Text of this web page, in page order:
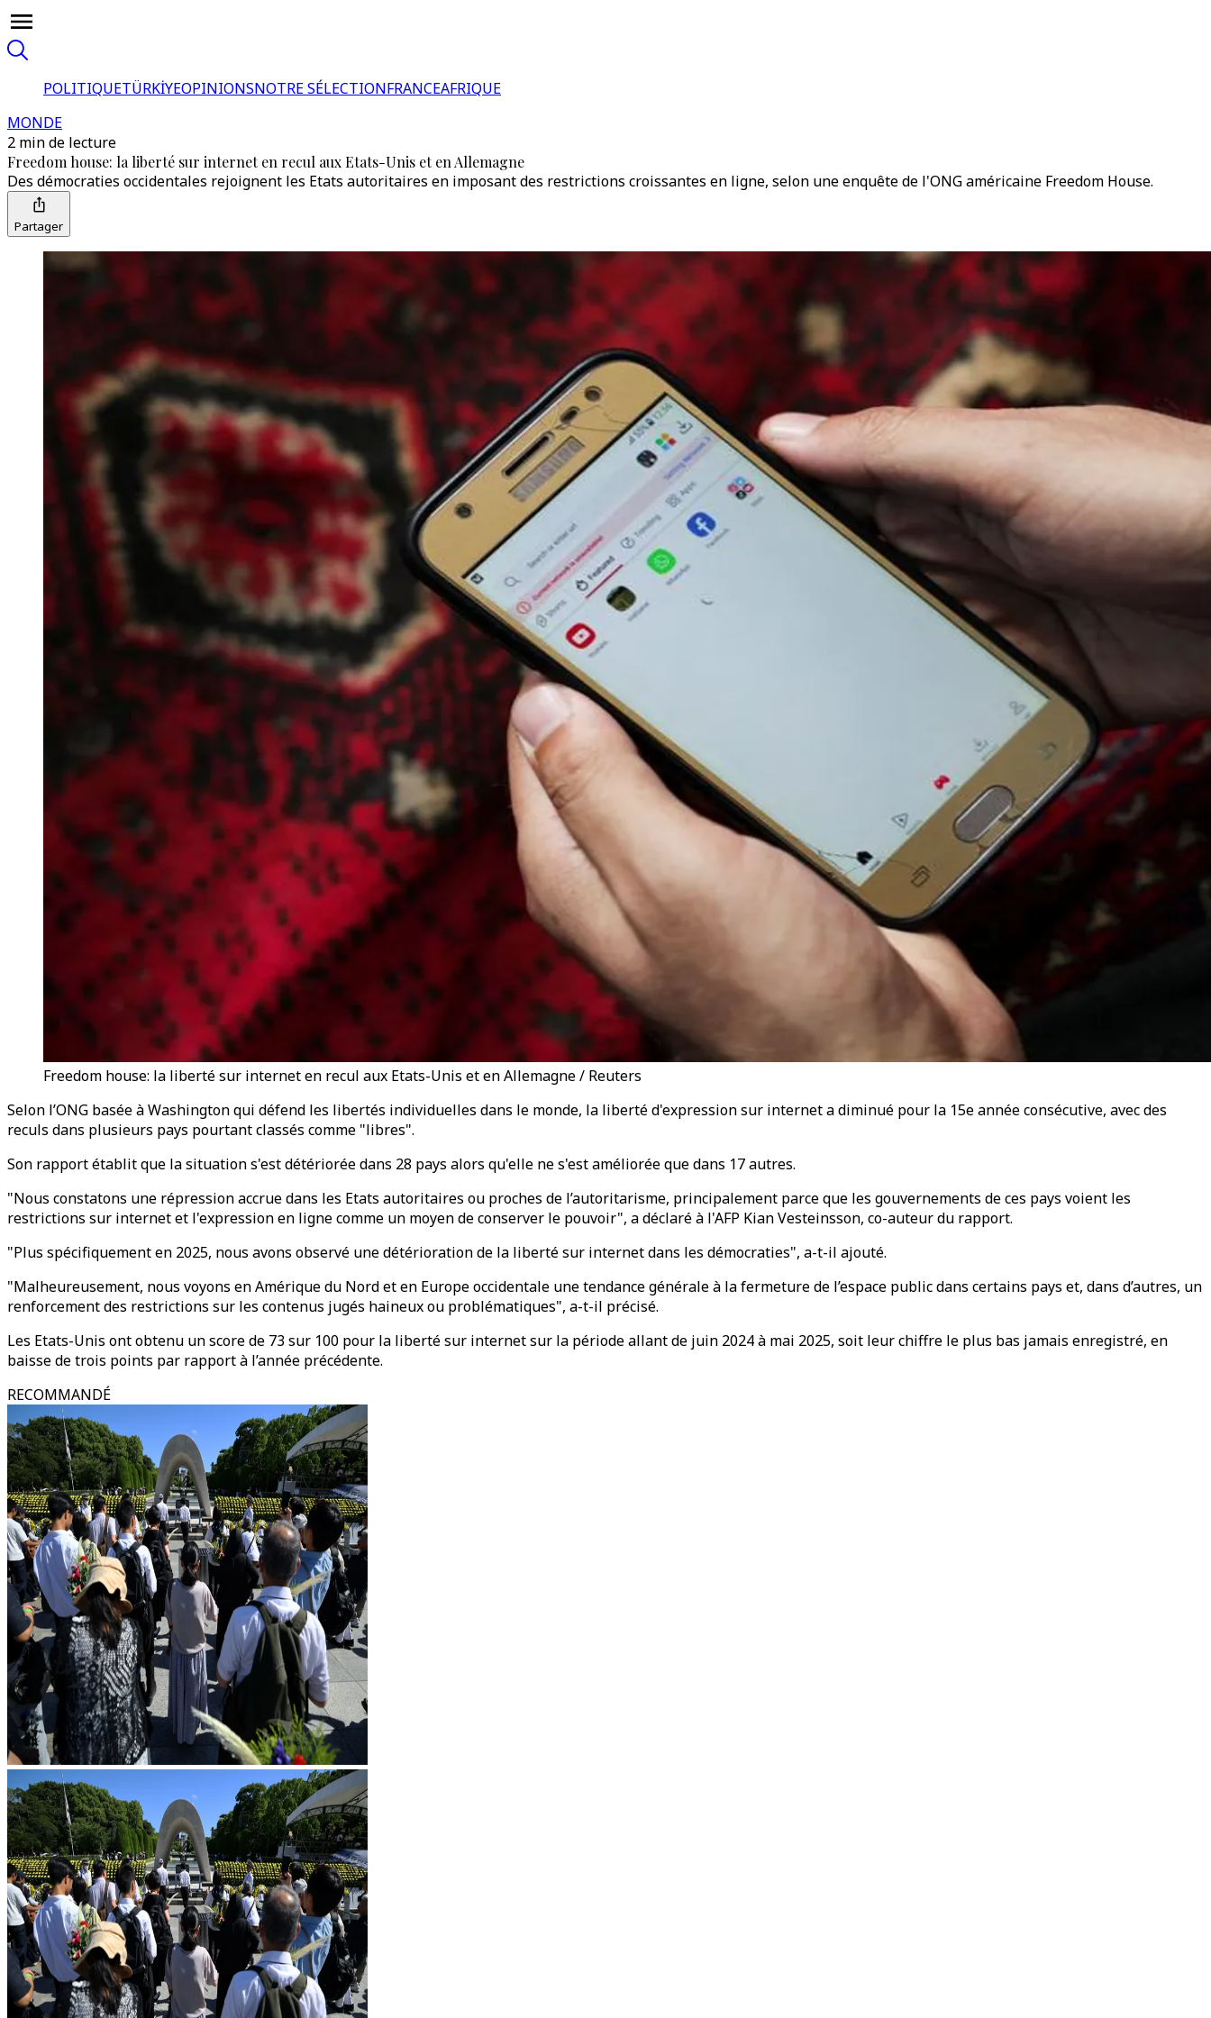
POLITIQUETÜRKİYEOPINIONSNOTRE SÉLECTIONFRANCEAFRIQUE
MONDE
2 min de lecture
Freedom house: la liberté sur internet en recul aux Etats-Unis et en Allemagne
Des démocraties occidentales rejoignent les Etats autoritaires en imposant des restrictions croissantes en ligne, selon une enquête de l'ONG américaine Freedom House.
Partager
Freedom house: la liberté sur internet en recul aux Etats-Unis et en Allemagne / Reuters
Selon l’ONG basée à Washington qui défend les libertés individuelles dans le monde, la liberté d'expression sur internet a diminué pour la 15e année consécutive, avec des
reculs dans plusieurs pays pourtant classés comme "libres".
Son rapport établit que la situation s'est détériorée dans 28 pays alors qu'elle ne s'est améliorée que dans 17 autres.
"Nous constatons une répression accrue dans les Etats autoritaires ou proches de l’autoritarisme, principalement parce que les gouvernements de ces pays voient les
restrictions sur internet et l'expression en ligne comme un moyen de conserver le pouvoir", a déclaré à l'AFP Kian Vesteinsson, co-auteur du rapport.
"Plus spécifiquement en 2025, nous avons observé une détérioration de la liberté sur internet dans les démocraties", a-t-il ajouté.
"Malheureusement, nous voyons en Amérique du Nord et en Europe occidentale une tendance générale à la fermeture de l’espace public dans certains pays et, dans d’autres, un
renforcement des restrictions sur les contenus jugés haineux ou problématiques", a-t-il précisé.
Les Etats-Unis ont obtenu un score de 73 sur 100 pour la liberté sur internet sur la période allant de juin 2024 à mai 2025, soit leur chiffre le plus bas jamais enregistré, en
baisse de trois points par rapport à l’année précédente.
RECOMMANDÉ